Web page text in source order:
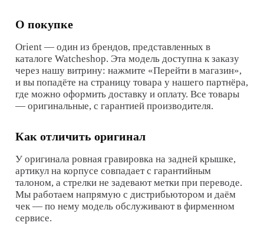
О покупке
Orient — один из брендов, представленных в
каталоге Watcheshop. Эта модель доступна к заказу
через нашу витрину: нажмите «Перейти в магазин»,
и вы попадёте на страницу товара у нашего партнёра,
где можно оформить доставку и оплату. Все товары
— оригинальные, с гарантией производителя.
Как отличить оригинал
У оригинала ровная гравировка на задней крышке,
артикул на корпусе совпадает с гарантийным
талоном, а стрелки не задевают метки при переводе.
Мы работаем напрямую с дистрибьютором и даём
чек — по нему модель обслуживают в фирменном
сервисе.